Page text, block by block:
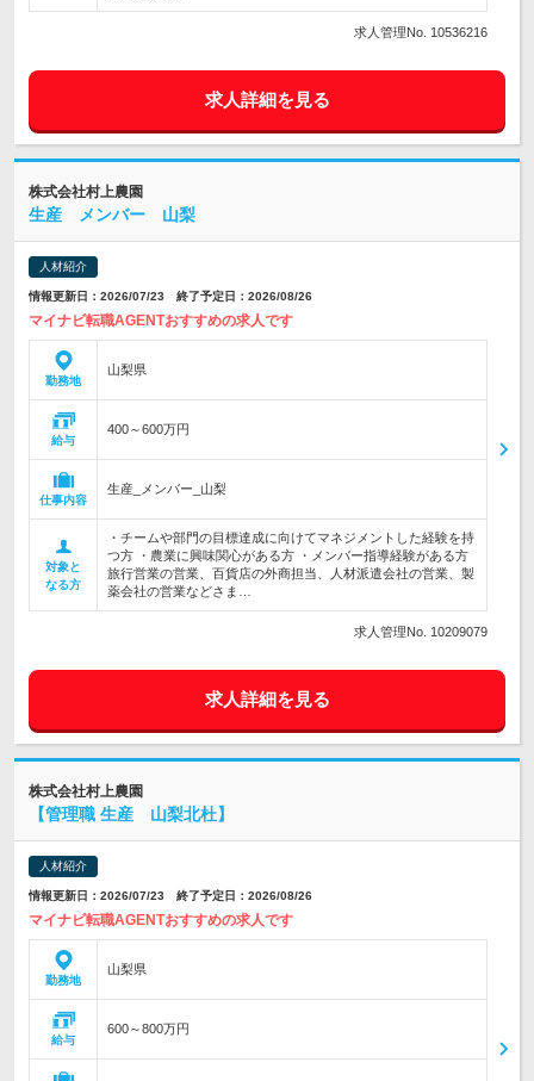
求人管理No. 10536216
求人詳細を見る
株式会社村上農園
生産 メンバー 山梨
人材紹介
情報更新日：2026/07/23 終了予定日：2026/08/26
マイナビ転職AGENTおすすめの求人です
勤務地
山梨県
給与
400～600万円
仕事内容
生産_メンバー_山梨
対象と
なる方
・チームや部門の目標達成に向けてマネジメントした経験を持
つ方 ・農業に興味関心がある方 ・メンバー指導経験がある方
旅行営業の営業、百貨店の外商担当、人材派遣会社の営業、製
薬会社の営業などさま…
求人管理No. 10209079
求人詳細を見る
株式会社村上農園
【管理職 生産 山梨北杜】
人材紹介
情報更新日：2026/07/23 終了予定日：2026/08/26
マイナビ転職AGENTおすすめの求人です
勤務地
山梨県
給与
600～800万円